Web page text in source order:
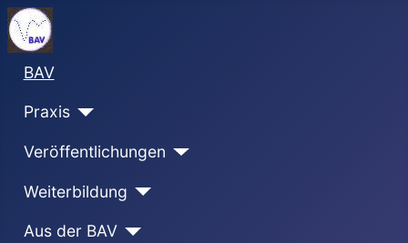
BAV
Praxis
Veröffentlichungen
Weiterbildung
Aus der BAV